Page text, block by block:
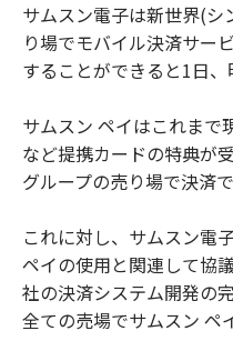
サムスン電子は新世界(シ
り場でモバイル決済サー
することができると1日、
サムスン ペイはこれまで
など提携カードの特典が
グループの売り場で決済
これに対し、サムスン電
ペイの使用と関連して協
社の決済システム開発の
全ての売場でサムスン ペ